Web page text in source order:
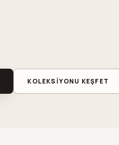
KOLEKSİYONU KEŞFET